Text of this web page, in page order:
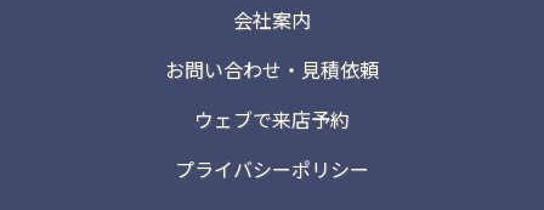
会社案内
お問い合わせ・見積依頼
ウェブで来店予約
プライバシーポリシー